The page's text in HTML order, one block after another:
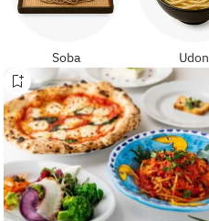
Soba Udon